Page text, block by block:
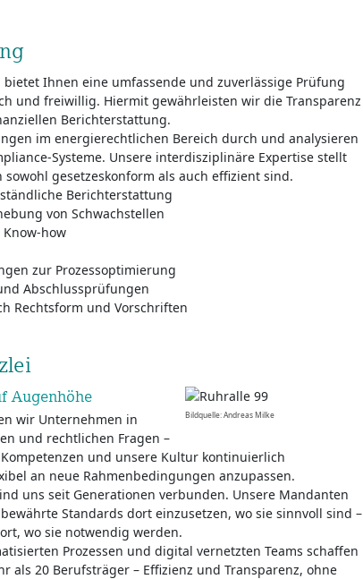
Ihnen eine umfassende und zuverlässige Prüfung
und freiwillig. Hiermit gewährleisten wir die Transparenz
Berichterstattung.
im energierechtlichen Bereich durch und analysieren
Systeme. Unsere interdisziplinäre Expertise stellt
gesetzeskonform als auch effizient sind.
Berichterstattung
von Schwachstellen
how
zur Prozessoptimierung
Abschlussprüfungen
Rechtsform und Vorschriften
Bildquelle: Andreas Milke
Augenhöhe
wir Unternehmen in
und rechtlichen Fragen –
und unsere Kultur kontinuierlich
an neue Rahmenbedingungen anzupassen.
uns seit Generationen verbunden. Unsere Mandanten
Standards dort einzusetzen, wo sie sinnvoll sind –
wo sie notwendig werden.
Prozessen und digital vernetzten Teams schaffen
als 20 Berufsträger – Effizienz und Transparenz, ohne